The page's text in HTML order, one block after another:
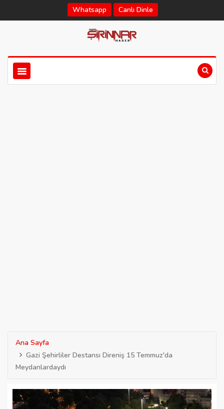
Whatsapp Canlı Dinle
Ana Sayfa
Gazi Şehirliler Destansı Direniş 15 Temmuz'da
Meydanlardaydı